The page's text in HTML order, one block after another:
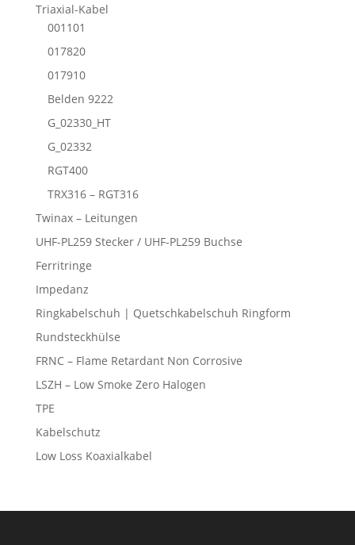
Triaxial-Kabel
001101
017820
017910
Belden 9222
G_02330_HT
G_02332
RGT400
TRX316 – RGT316
Twinax – Leitungen
UHF-PL259 Stecker / UHF-PL259 Buchse
Ferritringe
Impedanz
Ringkabelschuh | Quetschkabelschuh Ringform
Rundsteckhülse
FRNC – Flame Retardant Non Corrosive
LSZH – Low Smoke Zero Halogen
TPE
Kabelschutz
Low Loss Koaxialkabel